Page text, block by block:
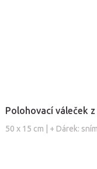
Polohovací váleček
50 x 15 cm | + Dárek:
hodnocení
produktu
je